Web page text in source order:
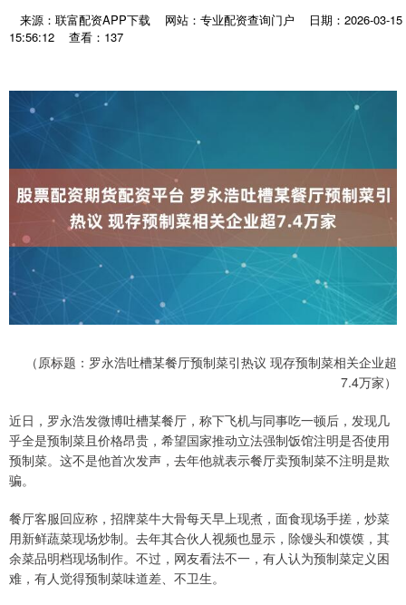
来源：联富配资APP下载 网站：专业配资查询门户
日期：2026-03-15
15:56:12
查看：137
（原标题：罗永浩吐槽某餐厅预制菜引热议 现存预制菜相关企业超
7.4万家）
近日，罗永浩发微博吐槽某餐厅，称下飞机与同事吃一顿后，发现几
乎全是预制菜且价格昂贵，希望国家推动立法强制饭馆注明是否使用
预制菜。这不是他首次发声，去年他就表示餐厅卖预制菜不注明是欺
骗。
餐厅客服回应称，招牌菜牛大骨每天早上现煮，面食现场手搓，炒菜
用新鲜蔬菜现场炒制。去年其合伙人视频也显示，除馒头和馍馍，其
余菜品明档现场制作。不过，网友看法不一，有人认为预制菜定义困
难，有人觉得预制菜味道差、不卫生。